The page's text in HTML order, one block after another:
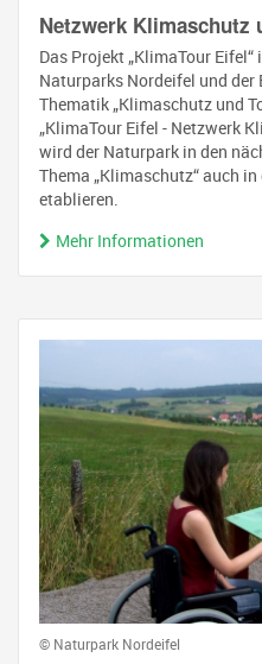
Netzwerk Klimaschutz
Das Projekt „KlimaTour
Naturparks Nordeifel und der
Thematik „Klimaschutz und
„KlimaTour Eifel - Netzwerk
wird der Naturpark in den
Thema „Klimaschutz“ auch
etablieren.
Mehr Informationen
© Naturpark Nordeifel